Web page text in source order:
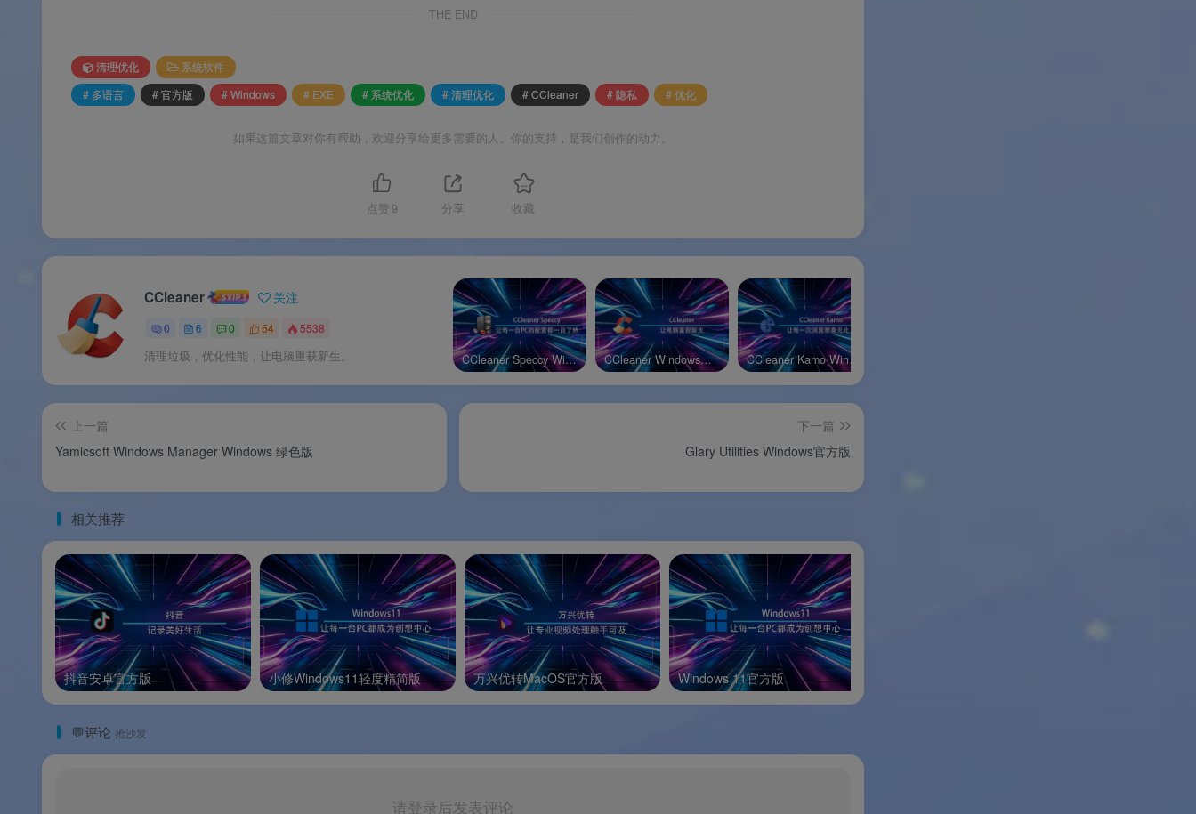
：官网购买享 30 天退款保证，零风险体验
软件功能
✨ 软件特色
软件亮点
🌟 软件亮点
版本说明
💰 版本说明
CCleaner 提供免费版（Free）和专业版（Professional） 两种选择。免费版已能覆盖基础清理需求。
免费版（Free）
免费 普通用户
手动清理垃圾文件、注册表、
浏览器痕迹；基础磁盘分析
专业版（Professional）
付费 进阶用户 / 追求自动化
免费版全部功能 + 定时清理 +
实时监控 + 自动浏览器清理 +
性能优化器 + Driver Updater +
Software Updater + 云盘清理
💡免费版说明：免费版无需激活即可使用全部基础清理功能，已能满足绝大多数用户的日常清理需求。
THE END
清理优化
系统软件
# 多语言
# 官方版 # Windows # EXE # 系统优化 # 清理优化 # CCleaner # 隐私 # 优化
如果这篇文章对你有帮助，欢迎分享给更多需要的人。你的支持，是我们创作的动力。
点赞 9 分享 收藏
CCleaner 关注
0 6 0 54 5538
清理垃圾，优化性能，让电脑重获新生。 CCleaner Speccy Windows官方版 CCleaner Windows专业版 CCleaner Kamo Windows官方版
上一篇
Yamicsoft Windows Manager Windows 绿色版
下一篇
Glary Utilities Windows官方版
相关推荐
抖音安卓官方版 小修Windows11轻度精简版 万兴优转MacOS官方版 Windows 11官方版
💬评论 抢沙发
请登录后发表评论